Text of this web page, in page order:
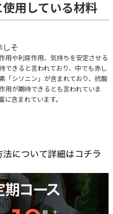
用している材料
しそ
用や利尿作用、気持ちを安定させる
できると言われており、中でも赤し
「シソニン」が含まれており、抗酸
用が期待できるとも言われていま
含まれています。